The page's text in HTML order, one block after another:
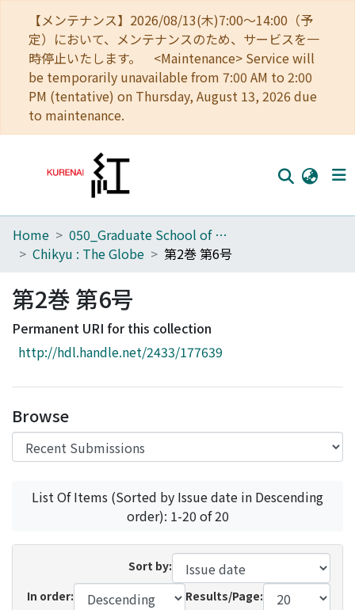
【メンテナンス】2026/08/13(木)7:00～14:00（予
定）において、メンテナンスのため、サービスを一
時停止いたします。 <Maintenance> Service will
be temporarily unavailable from 7:00 AM to 2:00
PM (tentative) on Thursday, August 13, 2026 due
to maintenance.
Home
Browse
Download Ranking
Access Statistics
Home
050_Graduate School of Science
Chikyu : The Globe
第2巻 第6号
第2巻 第6号
Permanent URI for this collection
http://hdl.handle.net/2433/177639
Browse
List Of Items (Sorted by Issue date in Descending
order): 1-20 of 20
Sort by:
In order:
Results/Page: